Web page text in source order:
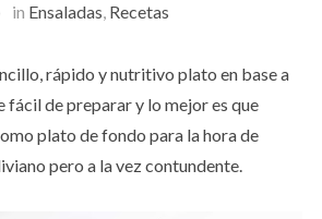
in Ensaladas, Recetas
rápido y nutritivo plato en base a
fácil de preparar y lo mejor es que
plato de fondo para la hora de
pero a la vez contundente.